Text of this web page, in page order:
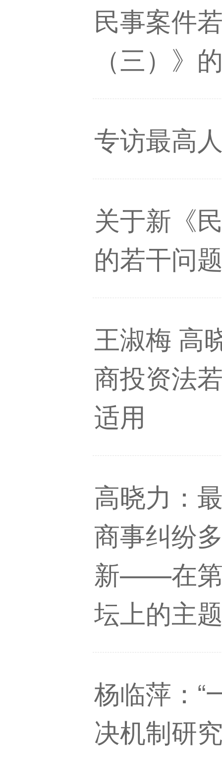
民事案件
（三）》
专访最高
关于新《
的若干问
王淑梅 高
商投资法
适用
高晓力：
商事纠纷
新——在第
坛上的主
杨临萍：“
决机制研